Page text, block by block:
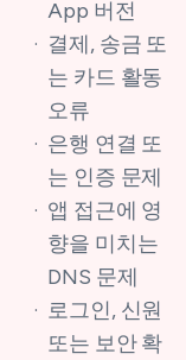
App 버전
결제, 송금 또
는 카드 활동
오류
은행 연결 또
는 인증 문제
앱 접근에 영
향을 미치는
DNS 문제
로그인, 신원
또는 보안 확